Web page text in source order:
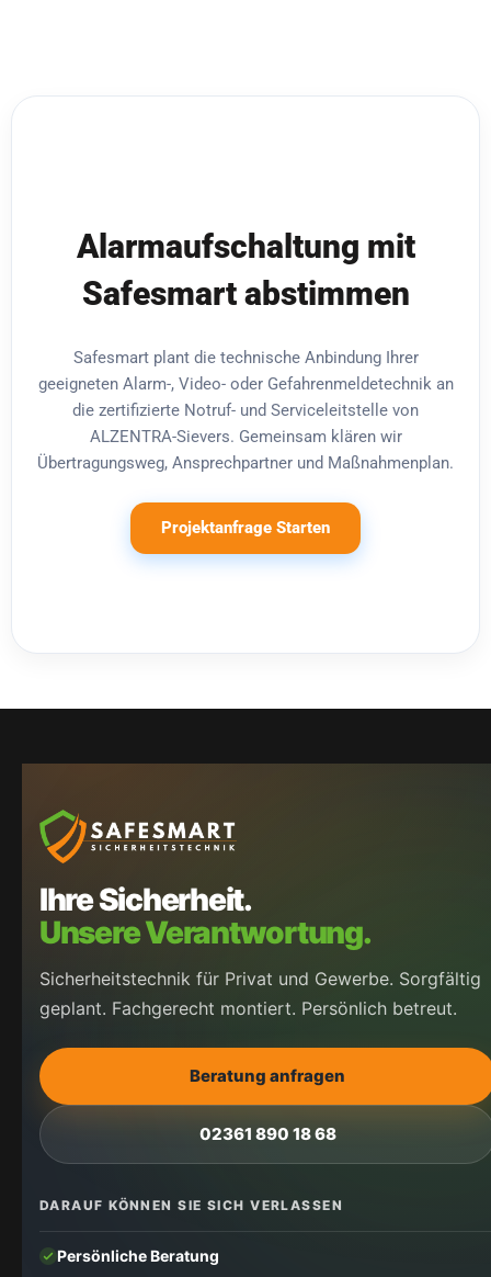
Alarmaufschaltung mit
Safesmart abstimmen
Safesmart plant die technische Anbindung Ihrer
geeigneten Alarm-, Video- oder Gefahrenmeldetechnik an
die zertifizierte Notruf- und Serviceleitstelle von
ALZENTRA-Sievers. Gemeinsam klären wir
Übertragungsweg, Ansprechpartner und Maßnahmenplan.
Projektanfrage Starten
Ihre Sicherheit.
Unsere Verantwortung.
Sicherheitstechnik für Privat und Gewerbe. Sorgfältig
geplant. Fachgerecht montiert. Persönlich betreut.
Beratung anfragen
02361 890 18 68
DARAUF KÖNNEN SIE SICH VERLASSEN
Persönliche Beratung